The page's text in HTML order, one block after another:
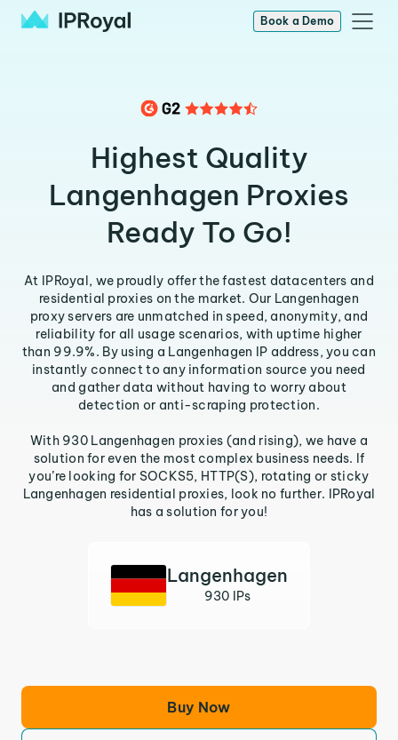
Book a Demo
Highest Quality
Langenhagen Proxies
Ready To Go!
At IPRoyal, we proudly offer the fastest datacenters and
residential proxies on the market. Our Langenhagen
proxy servers are unmatched in speed, anonymity, and
reliability for all usage scenarios, with uptime higher
than 99.9%. By using a Langenhagen IP address, you can
instantly connect to any information source you need
and gather data without having to worry about
detection or anti-scraping protection.
With 930 Langenhagen proxies (and rising), we have a
solution for even the most complex business needs. If
you’re looking for SOCKS5, HTTP(S), rotating or sticky
Langenhagen residential proxies, look no further. IPRoyal
has a solution for you!
Langenhagen
930 IPs
Buy Now